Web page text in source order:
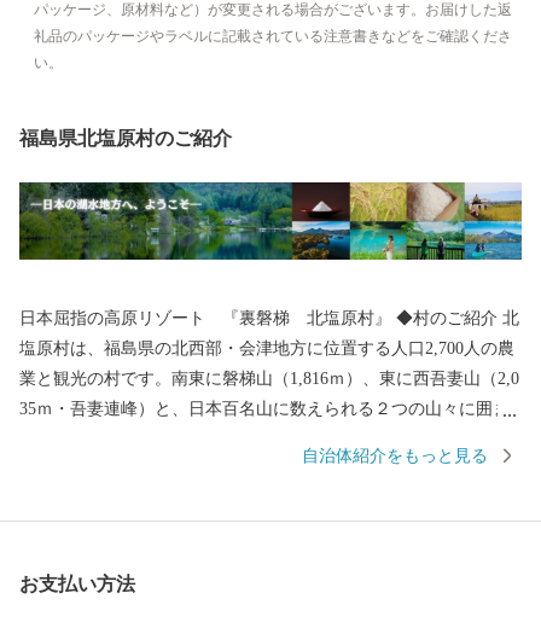
パッケージ、原材料など）が変更される場合がございます。お届けした返
礼品のパッケージやラベルに記載されている注意書きなどをご確認くださ
い。
福島県北塩原村のご紹介
日本屈指の高原リゾート 『裏磐梯 北塩原村』 ◆村のご紹介 北
塩原村は、福島県の北西部・会津地方に位置する人口2,700人の農
業と観光の村です。南東に磐梯山（1,816ｍ）、東に西吾妻山（2,0
35ｍ・吾妻連峰）と、日本百名山に数えられる２つの山々に囲ま
入川・小野川・中津川などが堰止められ、桧原湖、小野川湖、秋
ゾート地となっております。豊かな自然環境により、昭和25年国
自治体紹介をもっと見る
お支払い方法